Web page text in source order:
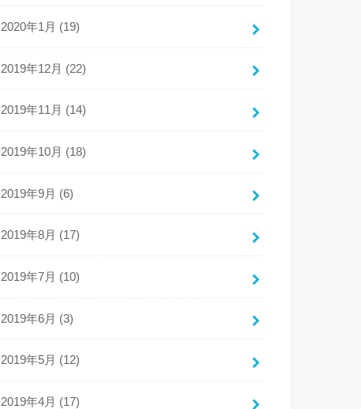
2020年1月 (19)
2019年12月 (22)
2019年11月 (14)
2019年10月 (18)
2019年9月 (6)
2019年8月 (17)
2019年7月 (10)
2019年6月 (3)
2019年5月 (12)
2019年4月 (17)